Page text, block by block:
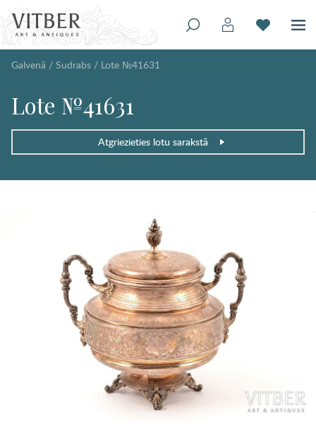
Galvenā / Sudrabs / Lote №41631
Lote №41631
Atgriezieties lotu sarakstā